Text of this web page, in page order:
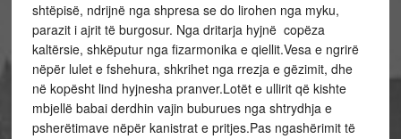
shtëpisë, ndrijnë nga shpresa se do lirohen nga myku,
parazit i ajrit të burgosur. Nga dritarja hyjnë copëza
kaltërsie, shkëputur nga fizarmonika e qiellit.Vesa e ngrirë
nëpër lulet e fshehura, shkrihet nga rrezja e gëzimit, dhe
në kopësht lind hyjnesha pranver.Lotët e ullirit që kishte
mbjellë babai derdhin vajin buburues nga shtrydhja e
psherëtimave nëpër kanistrat e pritjes.Pas ngashërimit të